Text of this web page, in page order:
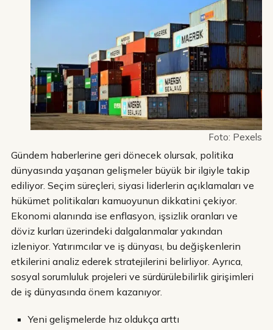
Foto: Pexels
Gündem haberlerine geri dönecek olursak, politika
dünyasında yaşanan gelişmeler büyük bir ilgiyle takip
ediliyor. Seçim süreçleri, siyasi liderlerin açıklamaları ve
hükümet politikaları kamuoyunun dikkatini çekiyor.
Ekonomi alanında ise enflasyon, işsizlik oranları ve
döviz kurları üzerindeki dalgalanmalar yakından
izleniyor. Yatırımcılar ve iş dünyası, bu değişkenlerin
etkilerini analiz ederek stratejilerini belirliyor. Ayrıca,
sosyal sorumluluk projeleri ve sürdürülebilirlik girişimleri
de iş dünyasında önem kazanıyor.
Yeni gelişmelerde hız oldukça arttı